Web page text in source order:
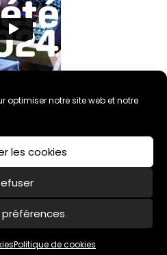
optimiser notre site web et notre
les cookies
préférences
Politique de cookies
Mentions légales
- 2020